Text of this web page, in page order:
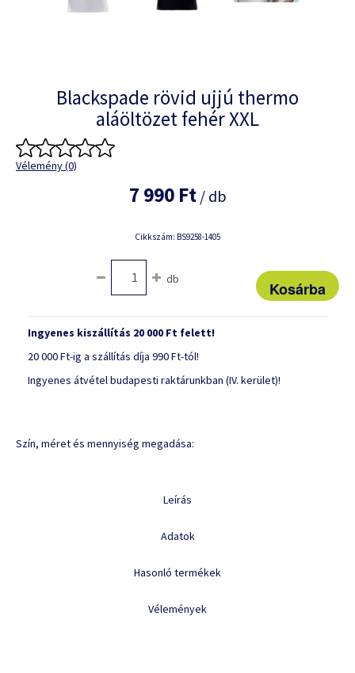
Blackspade rövid ujjú thermo
aláöltözet fehér XXL
Vélemény (0)
7 990 Ft/ db
Cikkszám: BS9258-1405
db
Ingyenes kiszállítás 20 000 Ft felett!
20 000 Ft-ig a szállítás díja 990 Ft-tól!
Ingyenes átvétel budapesti raktárunkban (IV. kerület)!
Szín, méret és mennyiség megadása:
Leírás
Adatok
Hasonló termékek
Vélemények